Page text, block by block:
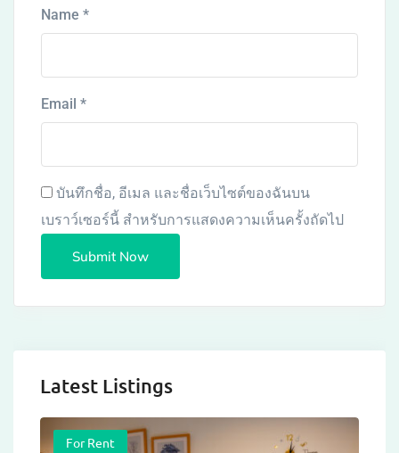
Name *
Email *
บันทึกชื่อ, อีเมล และชื่อเว็บไซต์ของฉันบน
เบราว์เซอร์นี้ สำหรับการแสดงความเห็นครั้งถัดไป
Latest Listings
For Rent